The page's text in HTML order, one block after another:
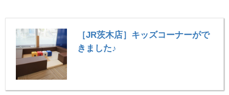
［JR茨木店］キッズコーナーがで
きました♪